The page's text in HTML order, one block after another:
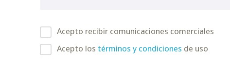
Acepto recibir comunicaciones comerciales
Acepto los términos y condiciones de uso